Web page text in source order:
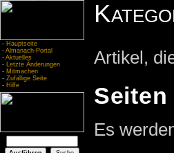
- Hauptseite
- Almanach-Portal
- Aktuelles
- Letzte Änderungen
- Mitmachen
- Zufällige Seite
- Hilfe
Artikel,
Es